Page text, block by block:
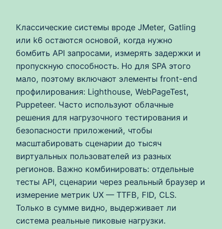
Классические системы вроде JMeter, Gatling
или k6 остаются основой, когда нужно
бомбить API запросами, измерять задержки и
пропускную способность. Но для SPA этого
мало, поэтому включают элементы front-end
профилирования: Lighthouse, WebPageTest,
Puppeteer. Часто используют облачные
решения для нагрузочного тестирования и
безопасности приложений, чтобы
масштабировать сценарии до тысяч
виртуальных пользователей из разных
регионов. Важно комбинировать: отдельные
тесты API, сценарии через реальный браузер и
измерение метрик UX — TTFB, FID, CLS.
Только в сумме видно, выдерживает ли
система реальные пиковые нагрузки.